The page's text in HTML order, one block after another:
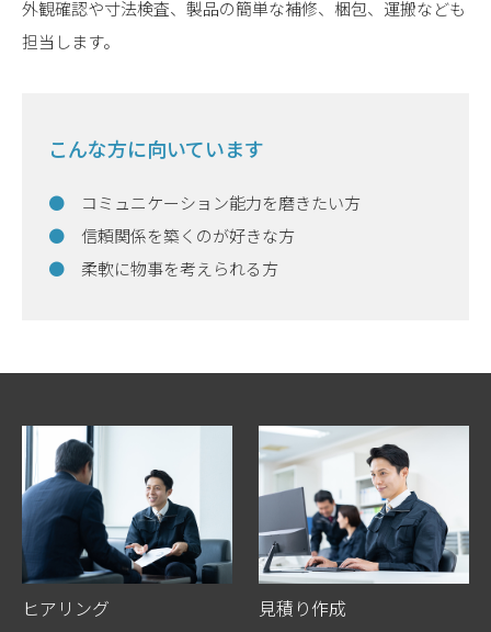
外観確認や寸法検査、製品の簡単な補修、梱包、運搬なども
担当します。
こんな方に向いています
コミュニケーション能力を磨きたい方
信頼関係を築くのが好きな方
柔軟に物事を考えられる方
ヒアリング 見積り作成